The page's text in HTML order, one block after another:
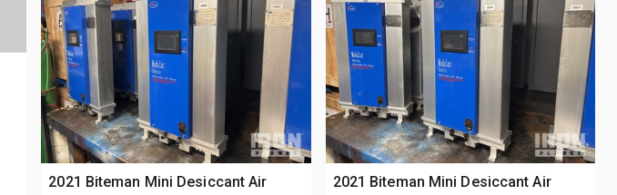
2021 Biteman Mini Desiccant Air
2021 Biteman Mini Desiccant Air